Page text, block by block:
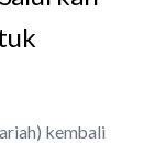
kembali